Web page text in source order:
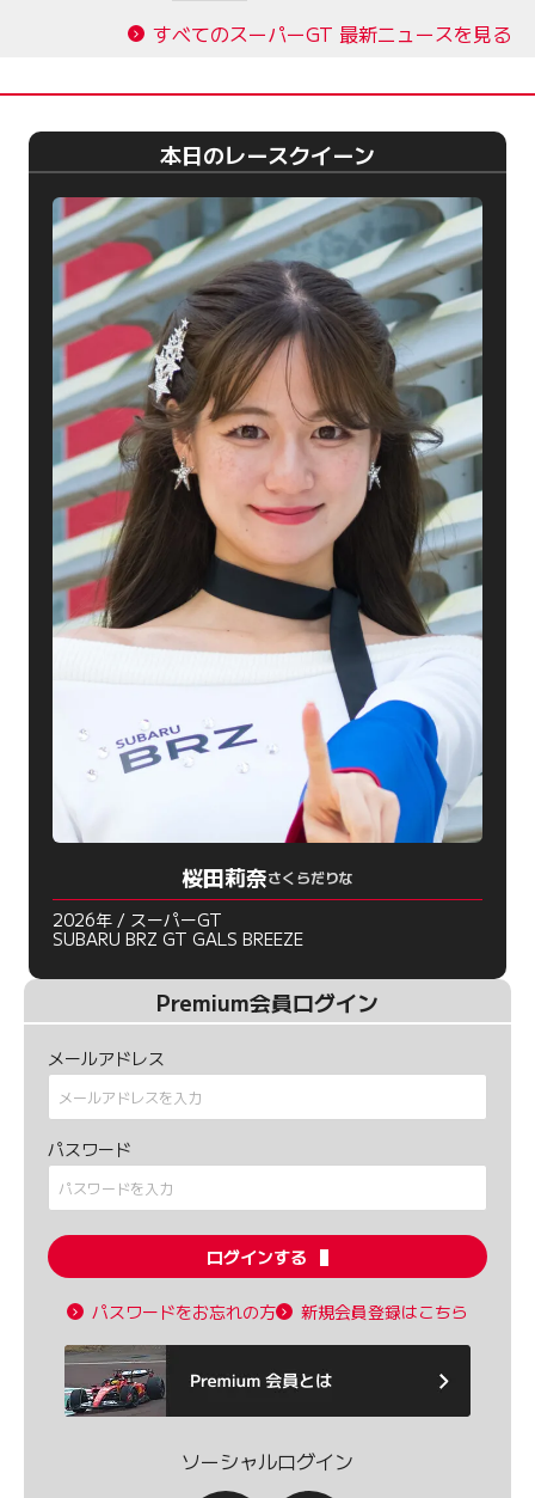
すべてのスーパーGT 最新ニュースを見る
本日のレースクイーン
桜田莉奈さくらだりな
2026年 / スーパーGT
SUBARU BRZ GT GALS BREEZE
Premium会員ログイン
メールアドレス
パスワード
ログインする
パスワードをお忘れの方 新規会員登録はこちら
ソーシャルログイン